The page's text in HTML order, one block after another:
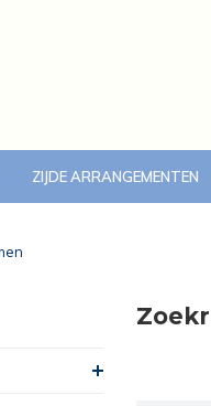
ZIJDE ARRANGEMENTEN
bezorgd